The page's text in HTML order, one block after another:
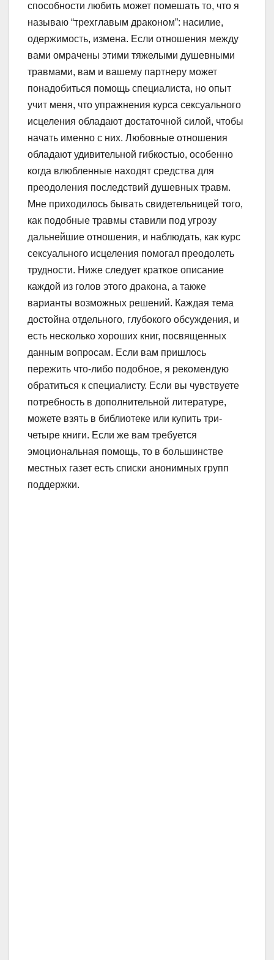
способности любить может помешать то, что я
называю “трехглавым драконом”: насилие,
одержимость, измена. Если отношения между
вами омрачены этими тяжелыми душевными
травмами, вам и вашему партнеру может
понадобиться помощь специалиста, но опыт
учит меня, что упражнения курса сексуального
исцеления обладают достаточной силой, чтобы
начать именно с них. Любовные отношения
обладают удивительной гибкостью, особенно
когда влюбленные находят средства для
преодоления последствий душевных травм.
Мне приходилось бывать свидетельницей того,
как подобные травмы ставили под угрозу
дальнейшие отношения, и наблюдать, как курс
сексуального исцеления помогал преодолеть
трудности. Ниже следует краткое описание
каждой из голов этого дракона, а также
варианты возможных решений. Каждая тема
достойна отдельного, глубокого обсуждения, и
есть несколько хороших книг, посвященных
данным вопросам. Если вам пришлось
пережить что-либо подобное, я рекомендую
обратиться к специалисту. Если вы чувствуете
потребность в дополнительной литературе,
можете взять в библиотеке или купить три-
четыре книги. Если же вам требуется
эмоциональная помощь, то в большинстве
местных газет есть списки анонимных групп
поддержки.